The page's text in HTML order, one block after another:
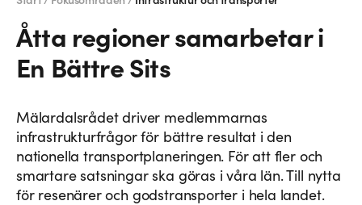
Åtta regioner samarbetar i
En Bättre Sits
Mälardalsrådet driver medlemmarnas
infrastrukturfrågor för bättre resultat i den
nationella transportplaneringen. För att fler och
smartare satsningar ska göras i våra län. Till nytta
för resenärer och godstransporter i hela landet.